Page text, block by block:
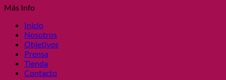
Más Info
Inicio
Nosotros
Objetivos
Prensa
Tienda
Contacto